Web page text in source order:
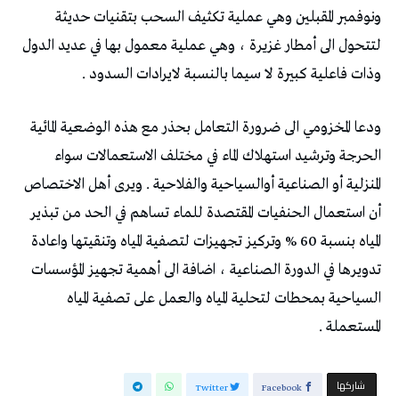
ونوفمبر المقبلين وهي عملية تكثيف السحب بتقنيات حديثة
لتتحول الى أمطار غزيرة ، وهي عملية معمول بها في عديد الدول
وذات فاعلية كبيرة لا سيما بالنسبة لايرادات السدود .
ودعا المخزومي الى ضرورة التعامل بحذر مع هذه الوضعية المائية
الحرجة وترشيد استهلاك الماء في مختلف الاستعمالات سواء
المنزلية أو الصناعية أوالسياحية والفلاحية . ويرى أهل الاختصاص
أن استعمال الحنفيات المقتصدة للماء تساهم في الحد من تبذير
المياه بنسبة 60 % وتركيز تجهيزات لتصفية المياه وتنقيتها واعادة
تدويرها في الدورة الصناعية ، اضافة الى أهمية تجهيز المؤسسات
السياحية بمحطات لتحلية المياه والعمل على تصفية المياه
المستعملة .
‫‫ شاركها‬ Facebook
Twitter